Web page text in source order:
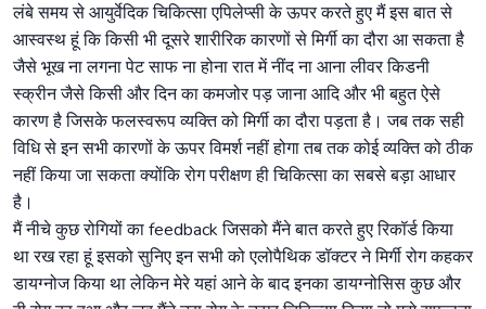
लंबे समय से आयुर्वेदिक चिकित्सा एपिलेप्सी के ऊपर करते हुए मैं इस बात से
आस्वस्थ हूं कि किसी भी दूसरे शारीरिक कारणों से मिर्गी का दौरा आ सकता है
जैसे भूख ना लगना पेट साफ ना होना रात में नींद ना आना लीवर किडनी
स्क्रीन जैसे किसी और दिन का कमजोर पड़ जाना आदि और भी बहुत ऐसे
कारण है जिसके फलस्वरूप व्यक्ति को मिर्गी का दौरा पड़ता है। जब तक सही
विधि से इन सभी कारणों के ऊपर विमर्श नहीं होगा तब तक कोई व्यक्ति को ठीक
नहीं किया जा सकता क्योंकि रोग परीक्षण ही चिकित्सा का सबसे बड़ा आधार
है।
मैं नीचे कुछ रोगियों का feedback जिसको मैंने बात करते हुए रिकॉर्ड किया
था रख रहा हूं इसको सुनिए इन सभी को एलोपैथिक डॉक्टर ने मिर्गी रोग कहकर
डायग्नोज किया था लेकिन मेरे यहां आने के बाद इनका डायग्नोसिस कुछ और